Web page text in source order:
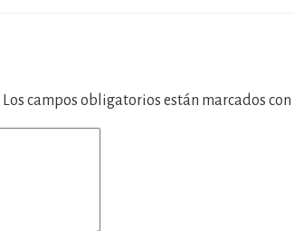
Los campos obligatorios están marcados con